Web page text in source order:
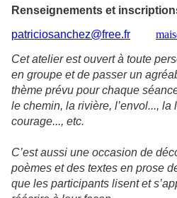
Renseignements et
patriciosanchez@free.fr
Cet atelier est ouvert à toute
en groupe et de passer un
thème prévu pour chaque
le chemin, la rivière, l’envol..., la
courage..., etc.
C’est aussi une occasion de
poèmes et des textes en prose
que les participants lisent et